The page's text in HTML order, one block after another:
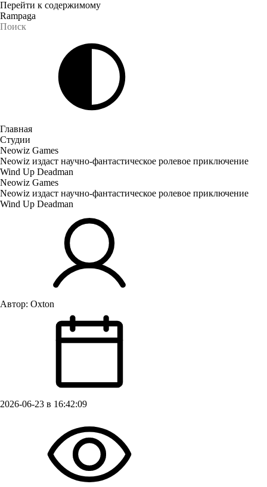
Перейти к содержимому
Rampaga
Главная
Студии
Neowiz Games
Neowiz издаст научно-фантастическое ролевое приключение
Wind Up Deadman
Neowiz Games
Neowiz издаст научно-фантастическое ролевое приключение
Wind Up Deadman
Автор: Oxton
2026-06-23 в 16:42:09